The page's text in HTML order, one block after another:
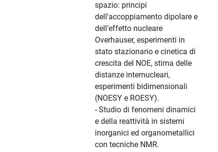
spazio: principi
dell'accoppiamento dipolare e
dell'effetto nucleare
Overhauser, esperimenti in
stato stazionario e cinetica di
crescita del NOE, stima delle
distanze internucleari,
esperimenti bidimensionali
(NOESY e ROESY).
- Studio di fenomeni dinamici
e della reattività in sistemi
inorganici ed organometallici
con tecniche NMR.